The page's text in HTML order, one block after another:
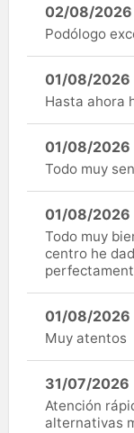
02/08/2026
Podólogo
01/08/2026
Hasta ahora
01/08/2026
Todo muy
01/08/2026
Todo muy
centro he
01/08/2026
Muy atentos
31/07/2026
Atención
alternativas